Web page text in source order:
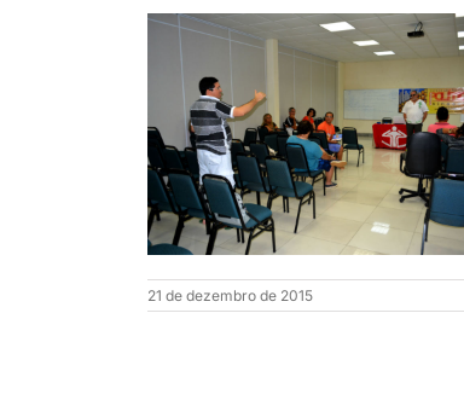
21 de dezembro de 2015